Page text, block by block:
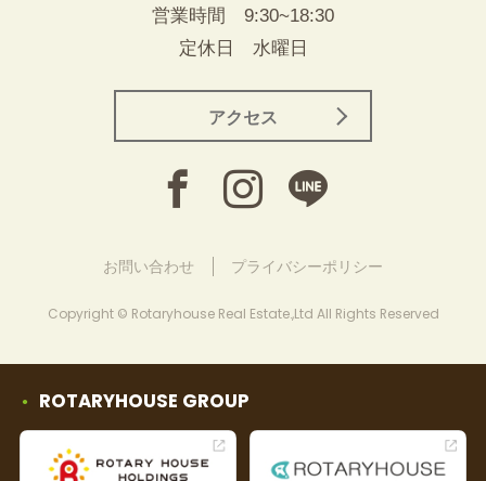
営業時間 9:30~18:30
定休日 水曜日
アクセス
お問い合わせ プライバシーポリシー
Copyright © Rotaryhouse Real Estate.,Ltd All Rights Reserved
ROTARYHOUSE GROUP